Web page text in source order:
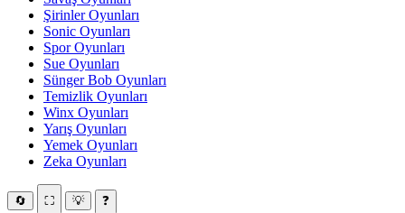
Şirinler Oyunları
Sonic Oyunları
Spor Oyunları
Sue Oyunları
Sünger Bob Oyunları
Temizlik Oyunları
Winx Oyunları
Yarış Oyunları
Yemek Oyunları
Zeka Oyunları
🔄 ⛶ 💡 ❓